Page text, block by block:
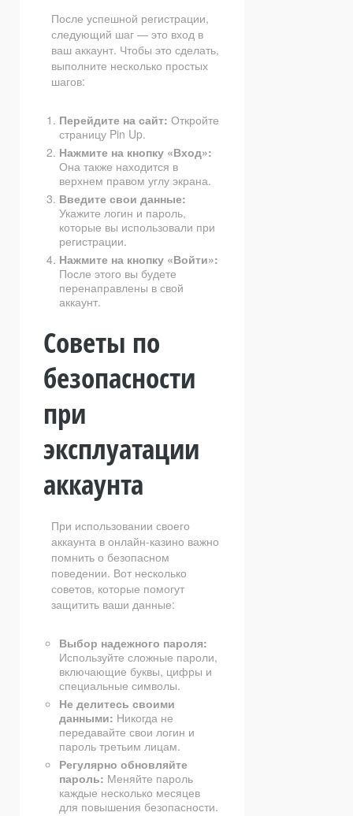
После успешной регистрации,
следующий шаг — это вход в
ваш аккаунт. Чтобы это сделать,
выполните несколько простых
шагов:
Перейдите на сайт: Откройте
страницу Pin Up.
Нажмите на кнопку «Вход»:
Она также находится в
верхнем правом углу экрана.
Введите свои данные:
Укажите логин и пароль,
которые вы использовали при
регистрации.
Нажмите на кнопку «Войти»:
После этого вы будете
перенаправлены в свой
аккаунт.
Советы по
безопасности
при
эксплуатации
аккаунта
При использовании своего
аккаунта в онлайн-казино важно
помнить о безопасном
поведении. Вот несколько
советов, которые помогут
защитить ваши данные:
Выбор надежного пароля:
Используйте сложные пароли,
включающие буквы, цифры и
специальные символы.
Не делитесь своими
данными: Никогда не
передавайте свои логин и
пароль третьим лицам.
Регулярно обновляйте
пароль: Меняйте пароль
каждые несколько месяцев
для повышения безопасности.